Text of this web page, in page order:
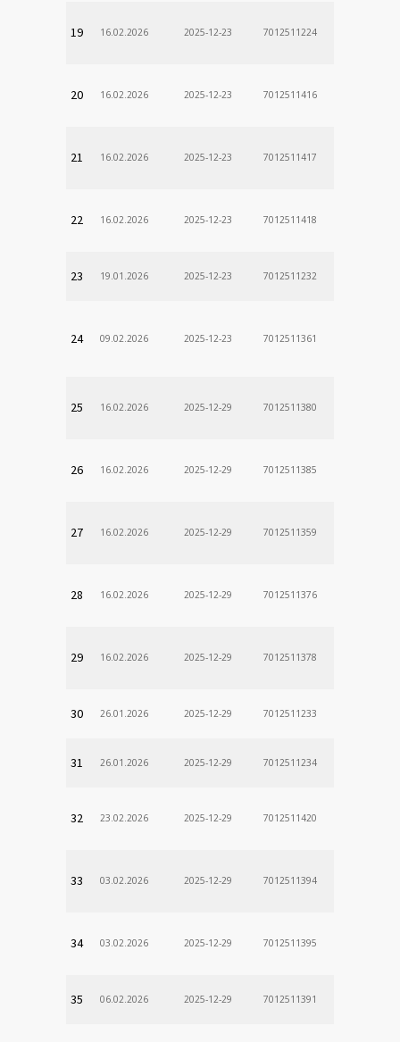
19 16.02.2026 2025-12-23 7012511224
20 16.02.2026 2025-12-23 7012511416
21 16.02.2026 2025-12-23 7012511417
22 16.02.2026 2025-12-23 7012511418
23 19.01.2026 2025-12-23 7012511232
24 09.02.2026 2025-12-23 7012511361
25 16.02.2026 2025-12-29 7012511380
26 16.02.2026 2025-12-29 7012511385
27 16.02.2026 2025-12-29 7012511359
28 16.02.2026 2025-12-29 7012511376
29 16.02.2026 2025-12-29 7012511378
30 26.01.2026 2025-12-29 7012511233
31 26.01.2026 2025-12-29 7012511234
32 23.02.2026 2025-12-29 7012511420
33 03.02.2026 2025-12-29 7012511394
34 03.02.2026 2025-12-29 7012511395
35 06.02.2026 2025-12-29 7012511391